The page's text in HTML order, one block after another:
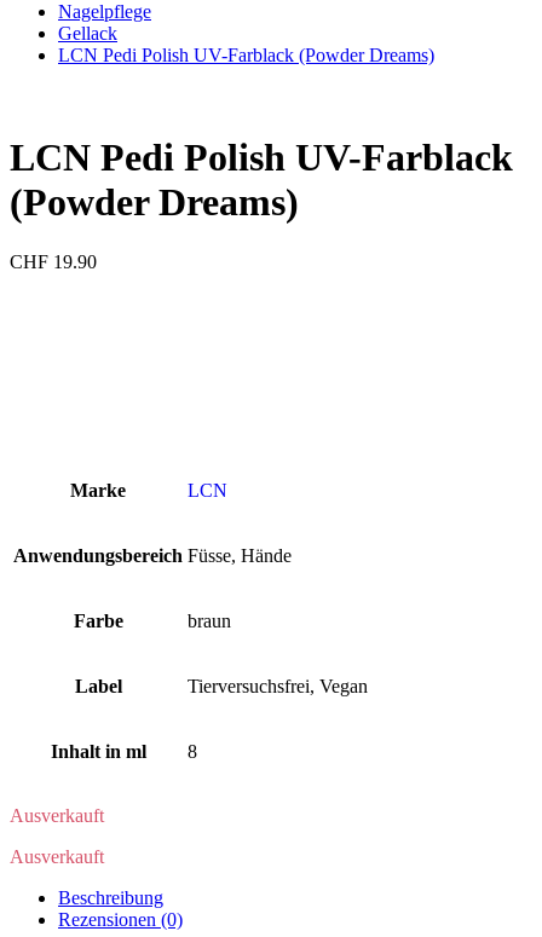
Nagelpflege
Gellack
LCN Pedi Polish UV-Farblack (Powder Dreams)
LCN Pedi Polish UV-Farblack
(Powder Dreams)
CHF 19.90
Marke LCN
Anwendungsbereich Füsse, Hände
Farbe braun
Label Tierversuchsfrei, Vegan
Inhalt in ml 8
Ausverkauft
Ausverkauft
Beschreibung
Rezensionen (0)